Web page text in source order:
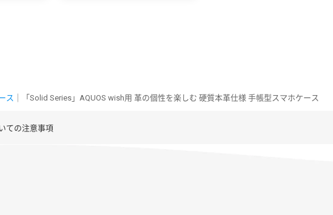
ス ｜「Solid Series」AQUOS wish用 革の個性を楽しむ 硬質本革仕様 手帳型スマホケース
ての注意事項